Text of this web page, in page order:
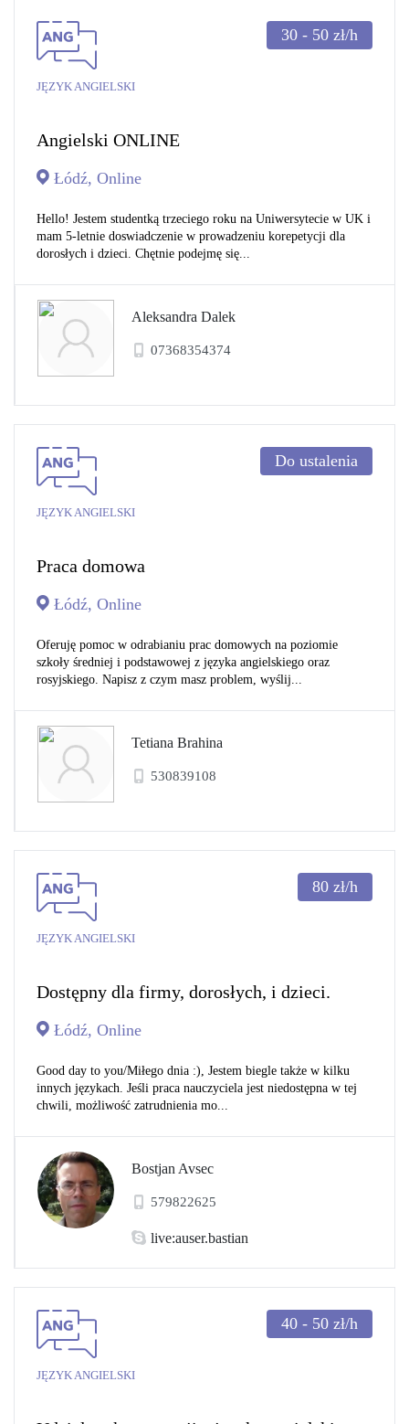
JĘZYK ANGIELSKI
30 - 50 zł/h
Angielski ONLINE
Łódź, Online
Hello! Jestem studentką trzeciego roku na Uniwersytecie w UK i
mam 5-letnie doswiadczenie w prowadzeniu korepetycji dla
dorosłych i dzieci. Chętnie podejmę się...
Aleksandra Dalek
07368354374
JĘZYK ANGIELSKI
Do ustalenia
Praca domowa
Łódź, Online
Oferuję pomoc w odrabianiu prac domowych na poziomie
szkoły średniej i podstawowej z języka angielskiego oraz
rosyjskiego. Napisz z czym masz problem, wyślij...
Tetiana Brahina
530839108
JĘZYK ANGIELSKI
80 zł/h
Dostępny dla firmy, dorosłych, i dzieci.
Łódź, Online
Good day to you/Miłego dnia :), Jestem biegle także w kilku
innych językach. Jeśli praca nauczyciela jest niedostępna w tej
chwili, możliwość zatrudnienia mo...
Bostjan Avsec
579822625
live:auser.bastian
JĘZYK ANGIELSKI
40 - 50 zł/h